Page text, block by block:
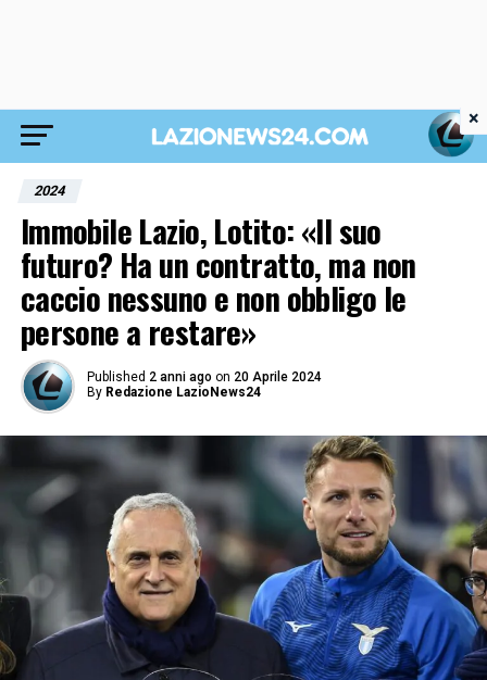
2024
Immobile Lazio, Lotito: «Il suo
futuro? Ha un contratto, ma non
caccio nessuno e non obbligo le
persone a restare»
Published 2 anni ago on 20 Aprile 2024
By Redazione LazioNews24
×